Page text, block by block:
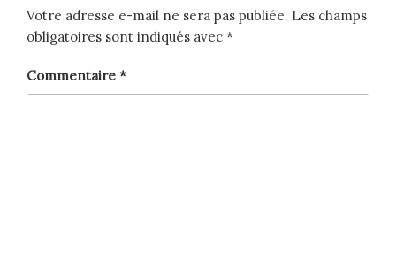
Votre adresse e-mail ne sera pas publiée. Les champs
obligatoires sont indiqués avec *
Commentaire *